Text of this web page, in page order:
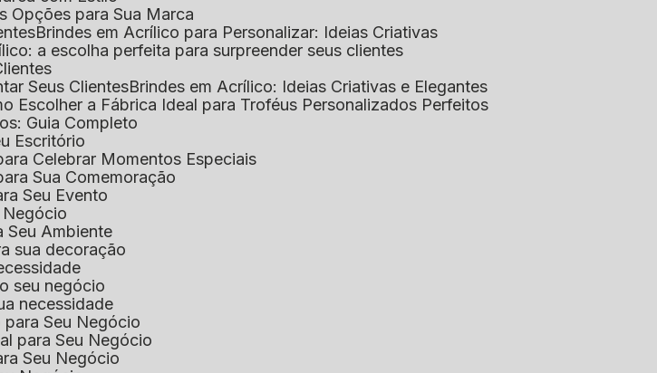
Opções para Sua Marca
Brindes em Acrílico para Personalizar: Ideias Criativas
a escolha perfeita para surpreender seus clientes
Seus Clientes
Brindes em Acrílico: Ideias Criativas e Elegantes
Escolher a Fábrica Ideal para Troféus Personalizados Perfeitos
Guia Completo
Escritório
Celebrar Momentos Especiais
Sua Comemoração
Seu Evento
Negócio
Seu Ambiente
sua decoração
seu negócio
necessidade
para Seu Negócio
para Seu Negócio
Seu Negócio